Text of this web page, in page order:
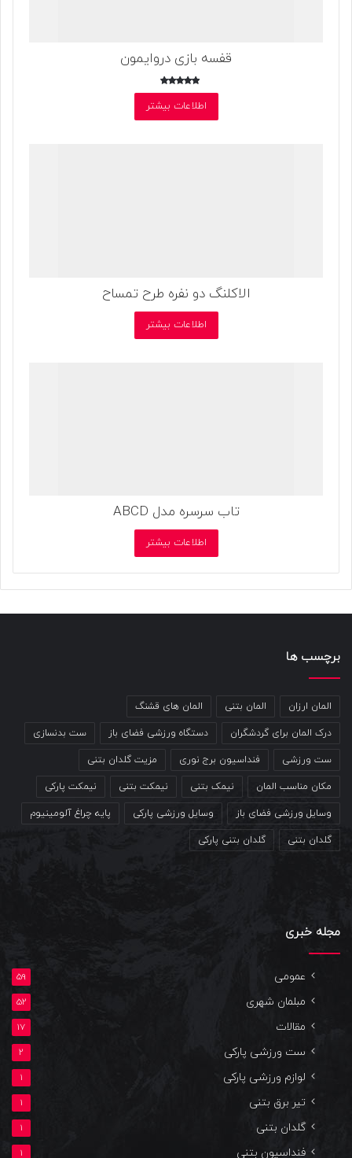
قفسه بازی دروایمون
امتیاز
5.00
از 5
اطلاعات بیشتر
الاکلنگ دو نفره طرح تمساح
اطلاعات بیشتر
تاب سرسره مدل ABCD
اطلاعات بیشتر
برچسب ها
المان ارزان المان بتنی المان های قشنگ
درک المان برای گردشگران دستگاه ورزشی فضای باز ست بدنسازی
ست ورزشی فنداسیون برج نوری مزیت گلدان بتنی
مکان مناسب المان نیمک بتنی نیمکت بتنی نیمکت پارکی
وسایل ورزشی فضای باز وسایل ورزشی پارکی پایه چراغ آلومینیوم
گلدان بتنی گلدان بتنی پارکی
مجله خبری
عمومی 59
مبلمان شهری 52
مقالات 17
ست ورزشی پارکی 2
لوازم ورزشی پارکی 1
تیر برق بتنی 1
گلدان بتنی 1
فنداسیون بتنی 1